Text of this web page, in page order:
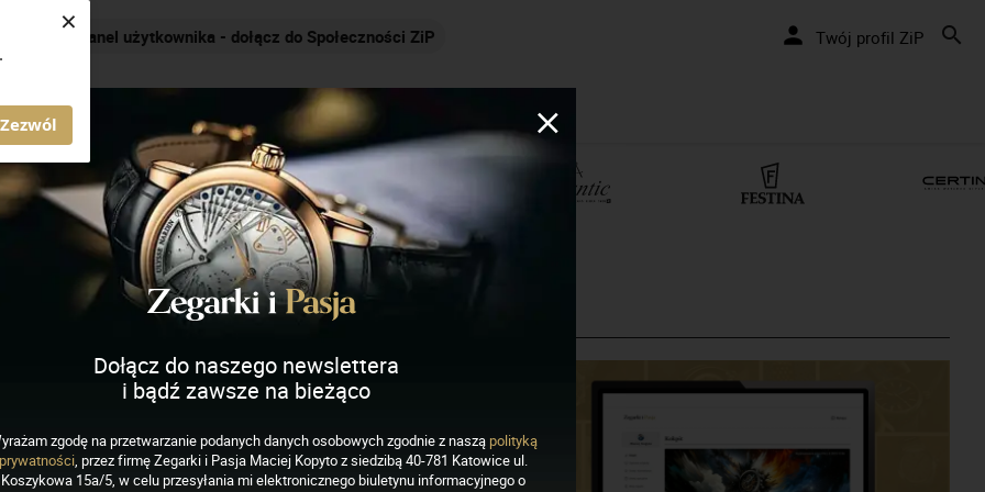
Zezwól
× Nakręcamy pozytywnie... cały czas! Twój profil ZiP
ZEGARKI I PASJA
Dołącz do naszego newslettera
i bądź zawsze na bieżąco
zgodę na przetwarzanie podanych danych osobowych zgodnie z naszą polityką
prywatności, przez firmę Zegarki i Pasja Maciej Kopyto z siedzibą 40-781 Katowice ul.
Koszykowa 15a/5, w celu przesyłania mi elektronicznego biuletynu informacyjnego o